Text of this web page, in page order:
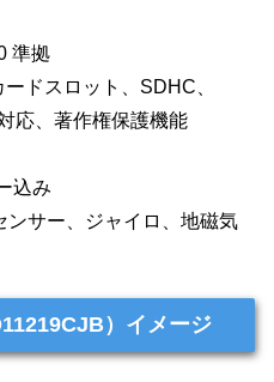
準拠
ドスロット、SDHC、
応、著作権保護機能
込み
サー、ジャイロ、地磁気
）イメージ